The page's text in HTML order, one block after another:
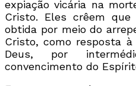
expiação vicária na
Cristo. Eles crêem
obtida por meio do
Cristo, como resposta à
Deus, por
convencimento do